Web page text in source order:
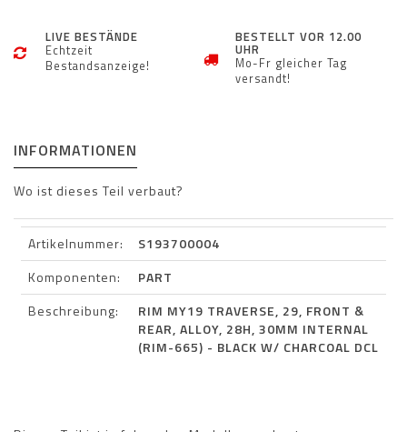
LIVE BESTÄNDE
Echtzeit
Bestandsanzeige!
BESTELLT VOR 12.00
UHR
Mo-Fr gleicher Tag
versandt!
INFORMATIONEN
Wo ist dieses Teil verbaut?
Artikelnummer:
S193700004
Komponenten:
PART
Beschreibung:
RIM MY19 TRAVERSE, 29, FRONT &
REAR, ALLOY, 28H, 30MM INTERNAL
(RIM-665) - BLACK W/ CHARCOAL DCL